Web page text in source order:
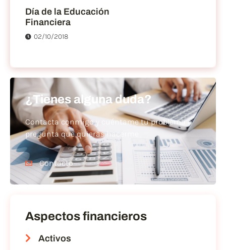
Día de la Educación
Financiera
02/10/2018
¿Tienes alguna duda?
Contacta conmigo y cuéntame tu problema o
pregunta que quieras hacerme
Contacto
Aspectos financieros
Activos